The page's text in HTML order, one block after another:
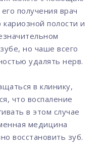
получения врач
полости и
но чаше всего
удалять нерв.
в клинику,
что воспаление
в этом случае
медицина
восстановить зуб.